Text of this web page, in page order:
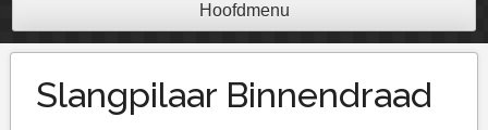
Hoofdmenu
Slangpilaar Binnendraad